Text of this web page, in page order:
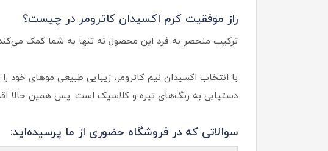
راز موفقیت کرم اکسیدان کاترومر در چیست؟
ترکیب منحصر به فرد این محصول نه تنها به شما کمک
با انتخاب اکسیدان نیم کاترومر، زیبایی طبیعی موهای
دستیابی به رنگ‌های تیره و کلاسیک است. پس همین حالا
سوالاتی که در فروشگاه حضوری از ما پرسیده‌اید: